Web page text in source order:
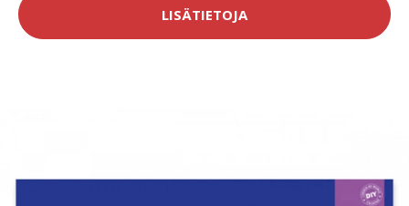
LISÄTIETOJA